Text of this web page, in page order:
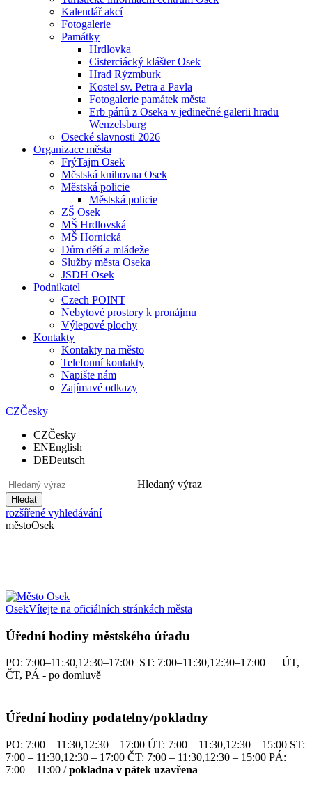
Kalendář akcí
Fotogalerie
Památky
Hrdlovka
Cisterciácký klášter Osek
Hrad Rýzmburk
Kostel sv. Petra a Pavla
Fotogalerie památek města
Erb pánů z Oseka v jedinečné galerii hradu
Wenzelsburg
Osecké slavnosti 2026
Organizace města
FrýTajm Osek
Městská knihovna Osek
Městská policie
Městská policie
ZŠ Osek
MŠ Hrdlovská
MŠ Hornická
Dům dětí a mládeže
Služby města Oseka
JSDH Osek
Podnikatel
Czech POINT
Nebytové prostory k pronájmu
Výlepové plochy
Kontakty
Kontakty na město
Telefonní kontakty
Napište nám
Zajímavé odkazy
CZČesky
CZČesky
ENEnglish
DEDeutsch
Hledaný výraz
Hledat
rozšířené vyhledávání
městoOsek
OsekVítejte na oficiálních stránkách města
Úřední hodiny městského úřadu
PO: 7:00–11:30,12:30–17:00 ST: 7:00–11:30,12:30–17:00 ÚT,
ČT, PÁ - po domluvě
Úřední hodiny podatelny/pokladny
PO: 7:00 – 11:30,12:30 – 17:00 ÚT: 7:00 – 11:30,12:30 – 15:00 ST:
7:00 – 11:30,12:30 – 17:00 ČT: 7:00 – 11:30,12:30 – 15:00 PÁ:
7:00 – 11:00 /pokladna v pátek uzavřena